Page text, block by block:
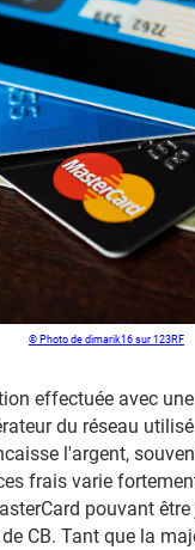
© Photo de dimarik16 sur 123RF
effectuée avec
du réseau
l'argent,
frais varie
pouvant
CB. Tant que la